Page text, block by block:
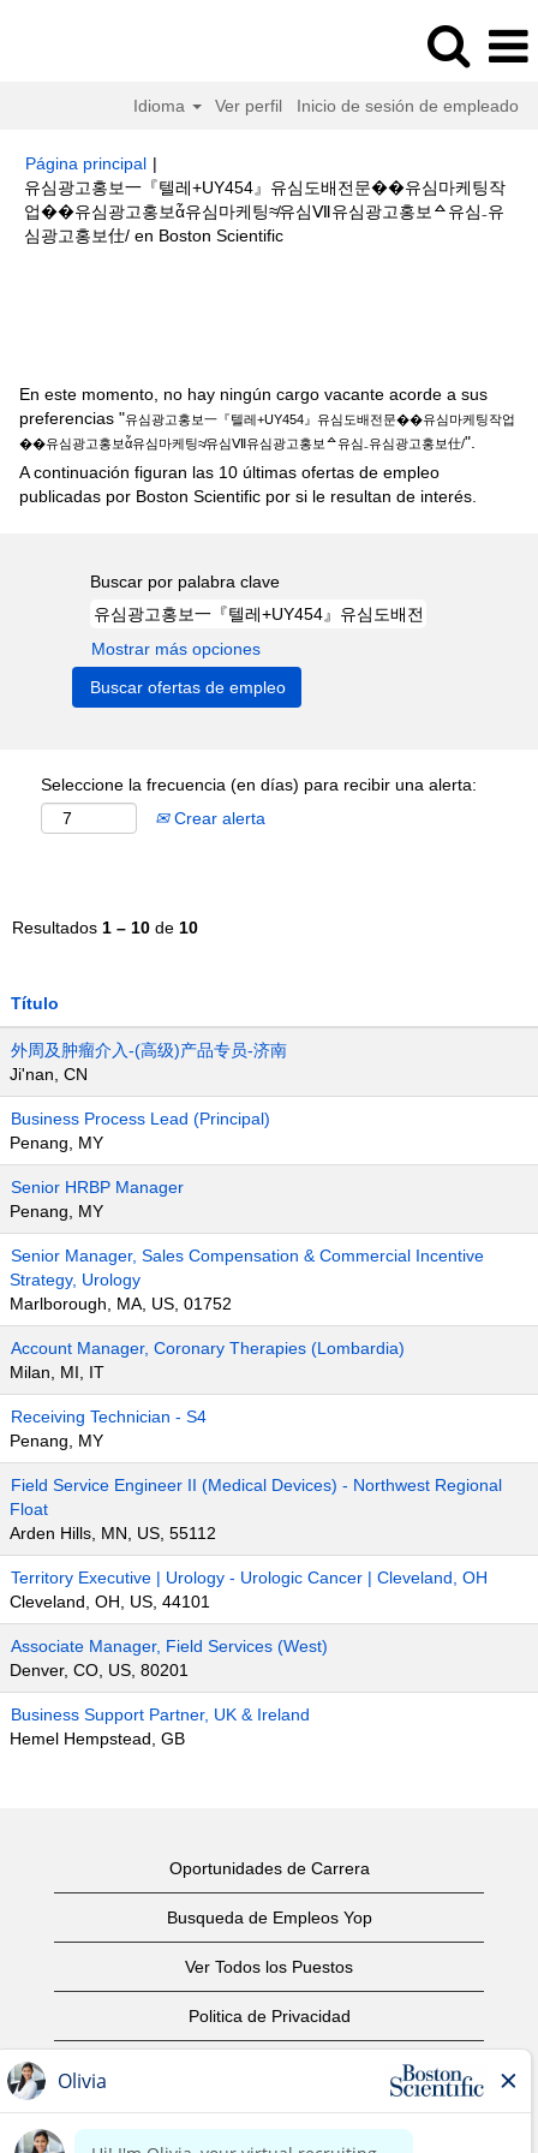
Idioma Ver perfil Inicio de sesión de empleado
Página principal |
유심광고홍보一『텔레+UY454』유심도배전문��유심마케팅작
업��유심광고홍보ἆ유심마케팅≉유심Ⅶ유심광고홍보ᅀ유심₋유
심광고홍보仕/ en Boston Scientific(página
En este momento, no hay ningún cargo vacante acorde a sus
preferencias "유심광고홍보一『텔레+UY454』유심도배전문��유심마케팅작업
��유심광고홍보ἆ유심마케팅≉유심Ⅶ유심광고홍보ᅀ유심₋유심광고홍보仕/".
A continuación figuran las 10 últimas ofertas de empleo
publicadas por Boston Scientific por si le resultan de interés.
Buscar por palabra clave
Mostrar más opciones
Seleccione la frecuencia (en días) para recibir una alerta:
Crear alerta
Resultados 1 – 10 de 10
Título
外周及肿瘤介入-(高级)产品专员-济南
Ji'nan, CN
Business Process Lead (Principal)
Penang, MY
Senior HRBP Manager
Penang, MY
Senior Manager, Sales Compensation & Commercial Incentive
Strategy, Urology
Marlborough, MA, US, 01752
Account Manager, Coronary Therapies (Lombardia)
Milan, MI, IT
Receiving Technician - S4
Penang, MY
Field Service Engineer II (Medical Devices) - Northwest Regional
Float
Arden Hills, MN, US, 55112
Territory Executive | Urology - Urologic Cancer | Cleveland, OH
Cleveland, OH, US, 44101
Associate Manager, Field Services (West)
Denver, CO, US, 80201
Business Support Partner, UK & Ireland
Hemel Hempstead, GB
Oportunidades de Carrera
Busqueda de Empleos Yop
Ver Todos los Puestos
Politica de Privacidad
Aviso de Derechos de Autor